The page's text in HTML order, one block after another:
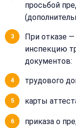
просьбой
При отказе
инспекцию
документов:
трудового
карты
приказа о
Согласен на
обработку
персональных
данных
Получить
Добавить
комментарий
Согласен на
обработку
данных
Обычно
15 минут